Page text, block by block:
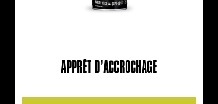
APPRÊT D’ACCROCHAGE